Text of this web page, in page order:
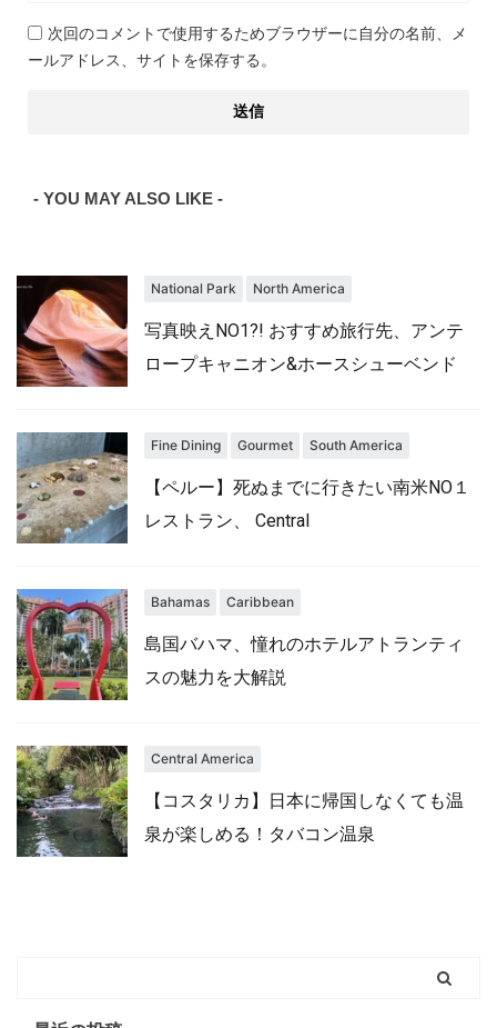
次回のコメントで使用するためブラウザーに自分の名前、メ
ールアドレス、サイトを保存する。
- YOU MAY ALSO LIKE -
National Park North America
写真映えNO1?! おすすめ旅行先、アンテ
ロープキャニオン&ホースシューベンド
Fine Dining Gourmet South America
【ペルー】死ぬまでに行きたい南米NO１
レストラン、 Central
Bahamas Caribbean
島国バハマ、憧れのホテルアトランティ
スの魅力を大解説
Central America
【コスタリカ】日本に帰国しなくても温
泉が楽しめる！タバコン温泉